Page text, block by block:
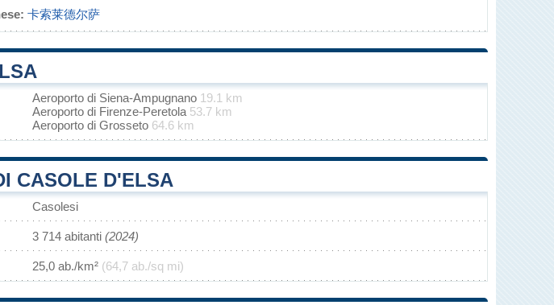
卡索莱德尔萨
Aeroporto di Siena-Ampugnano 19.1 km
Aeroporto di Firenze-Peretola 53.7 km
Aeroporto di Grosseto 64.6 km
CASOLE D'ELSA
Casolesi
3 714 abitanti (2024)
25,0 ab./km² (64,7 ab./sq mi)